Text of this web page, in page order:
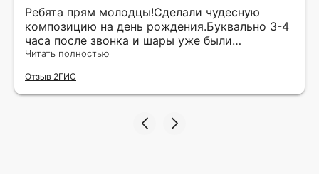
Ребята прям молодцы!Сделали чудесную
композицию на день рождения.Буквально 3-4
часа после звонка и шары уже были
доставлены мне по адресу.Качество
рада.
Читать полностью
Отзыв 2ГИС